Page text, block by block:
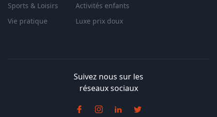
Sports & Loisirs
Activités enfants
Vie pratique
Luxe prix doux
Suivez nous sur les
réseaux sociaux